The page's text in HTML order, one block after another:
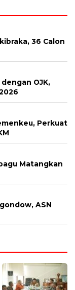
36 Calon
OJK,
Perkuat
Matangkan
ASN